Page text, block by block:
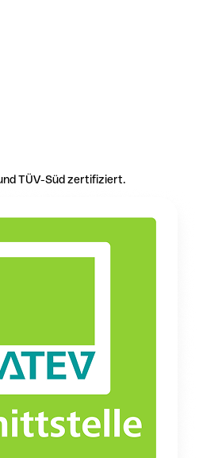
TÜV-Süd zertifiziert.